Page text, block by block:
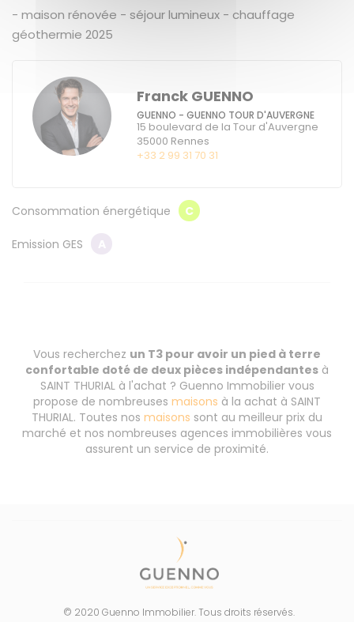
- maison rénovée - séjour lumineux - chauffage
géothermie 2025
Franck GUENNO
GUENNO - GUENNO TOUR D'AUVERGNE
15 boulevard de la Tour d'Auvergne
35000 Rennes
+33 2 99 31 70 31
Consommation énergétique C
Emission GES
Vous recherchez un T3 pour avoir un pied à terre
confortable doté de deux pièces indépendantes à
SAINT THURIAL à l'achat ? Guenno Immobilier vous
propose de nombreuses maisons à la achat à SAINT
THURIAL. Toutes nos maisons sont au meilleur prix du
marché et nos nombreuses agences immobilières vous
assurent un service de proximité.
© 2020 Guenno Immobilier. Tous droits réservés.